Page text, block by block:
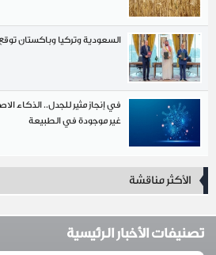
السعودية وتركيا وباكستان توقع اتفاق مكة
في إنجاز مثير للجدل.. الذكاء الاصطناعي
غير موجودة في الطبيعة
مناقشة
الأخبار الرئيسية